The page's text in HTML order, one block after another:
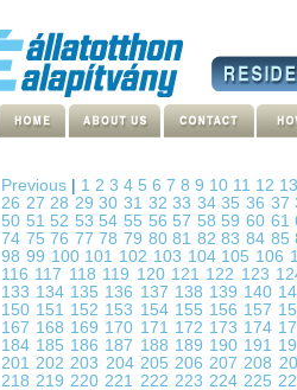
Previous 1 2 3 4 5 6 7 8 9 10 11 12
26 2728 293031 3233 343536 37
50 51 52 53 54 55 56 57 58 5960 61
74 7576 777879 8081 828384 85
98 99 100 101 102 103 104 105 106
116 117 118 119 120 121 122 123
133 134 135 136 137 138 139 140
150 151 152 153 154 155 156 157
167 168 169 170 171 172 173 174
184 185 186 187 188 189 190 191
201202203 204 205 206207208
218219220221 222 223 224 225